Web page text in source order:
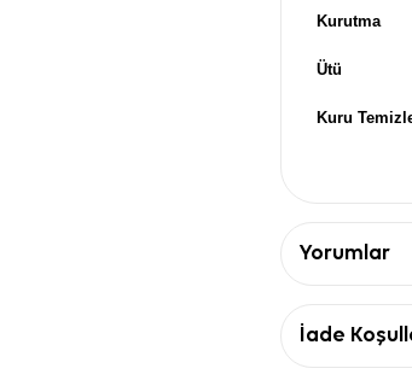
Kurutma
Ütü
Kuru
Yorumlar
İade